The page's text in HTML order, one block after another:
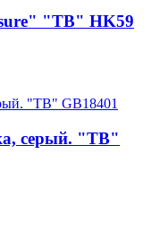
"TB" HK59
серый. "TB"